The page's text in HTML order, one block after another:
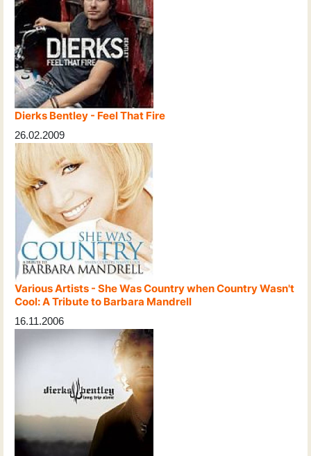
Dierks Bentley - Feel That Fire
26.02.2009
Various Artists - She Was Country when Country Wasn't
Cool: A Tribute to Barbara Mandrell
16.11.2006